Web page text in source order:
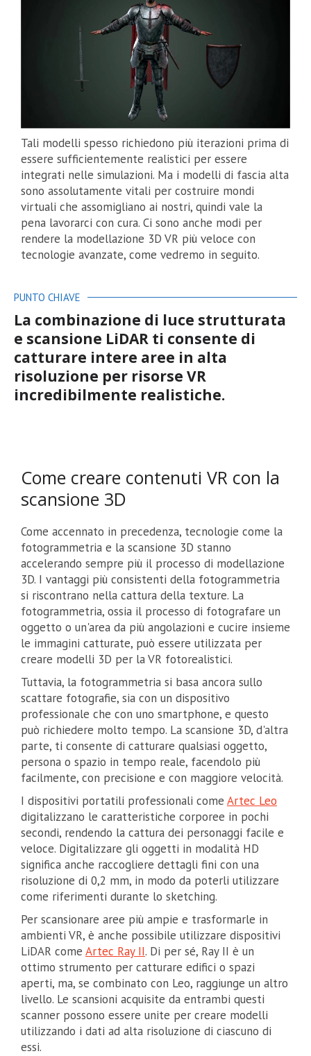
Tali modelli spesso richiedono più iterazioni prima di
essere sufficientemente realistici per essere
integrati nelle simulazioni. Ma i modelli di fascia alta
sono assolutamente vitali per costruire mondi
virtuali che assomigliano ai nostri, quindi vale la
pena lavorarci con cura. Ci sono anche modi per
rendere la modellazione 3D VR più veloce con
tecnologie avanzate, come vedremo in seguito.
PUNTO CHIAVE
La combinazione di luce strutturata
e scansione LiDAR ti consente di
catturare intere aree in alta
risoluzione per risorse VR
incredibilmente realistiche.
Come creare contenuti VR con la
scansione 3D
Come accennato in precedenza, tecnologie come la
fotogrammetria e la scansione 3D stanno
accelerando sempre più il processo di modellazione
3D. I vantaggi più consistenti della fotogrammetria
si riscontrano nella cattura della texture. La
fotogrammetria, ossia il processo di fotografare un
oggetto o un'area da più angolazioni e cucire insieme
le immagini catturate, può essere utilizzata per
creare modelli 3D per la VR fotorealistici.
Tuttavia, la fotogrammetria si basa ancora sullo
scattare fotografie, sia con un dispositivo
professionale che con uno smartphone, e questo
può richiedere molto tempo. La scansione 3D, d'altra
parte, ti consente di catturare qualsiasi oggetto,
persona o spazio in tempo reale, facendolo più
facilmente, con precisione e con maggiore velocità.
I dispositivi portatili professionali come Artec Leo
digitalizzano le caratteristiche corporee in pochi
secondi, rendendo la cattura dei personaggi facile e
veloce. Digitalizzare gli oggetti in modalità HD
significa anche raccogliere dettagli fini con una
risoluzione di 0,2 mm, in modo da poterli utilizzare
come riferimenti durante lo sketching.
Per scansionare aree più ampie e trasformarle in
ambienti VR, è anche possibile utilizzare dispositivi
LiDAR come Artec Ray II. Di per sé, Ray II è un
ottimo strumento per catturare edifici o spazi
aperti, ma, se combinato con Leo, raggiunge un altro
livello. Le scansioni acquisite da entrambi questi
scanner possono essere unite per creare modelli
utilizzando i dati ad alta risoluzione di ciascuno di
essi.